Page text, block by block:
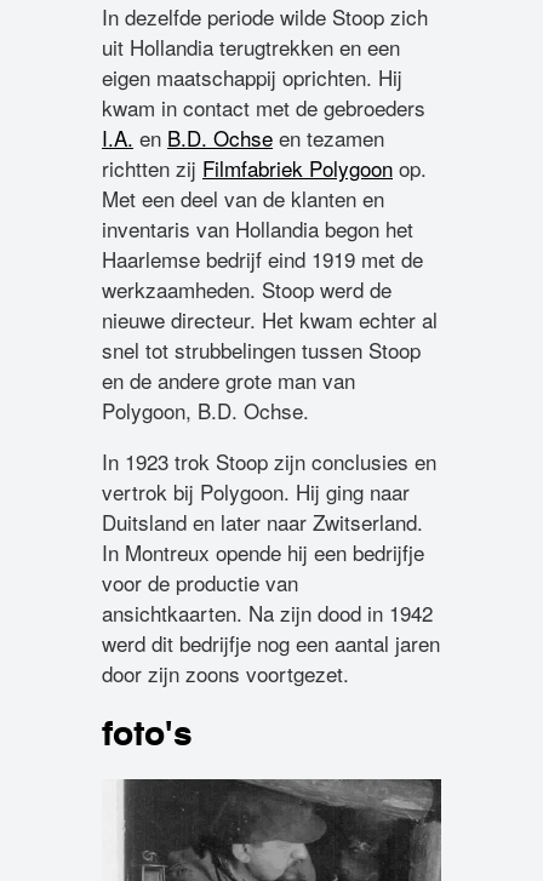
In dezelfde periode wilde Stoop zich
uit Hollandia terugtrekken en een
eigen maatschappij oprichten. Hij
kwam in contact met de gebroeders
I.A. en B.D. Ochse en tezamen
richtten zij Filmfabriek Polygoon op.
Met een deel van de klanten en
inventaris van Hollandia begon het
Haarlemse bedrijf eind 1919 met de
werkzaamheden. Stoop werd de
nieuwe directeur. Het kwam echter al
snel tot strubbelingen tussen Stoop
en de andere grote man van
Polygoon, B.D. Ochse.
In 1923 trok Stoop zijn conclusies en
vertrok bij Polygoon. Hij ging naar
Duitsland en later naar Zwitserland.
In Montreux opende hij een bedrijfje
voor de productie van
ansichtkaarten. Na zijn dood in 1942
werd dit bedrijfje nog een aantal jaren
door zijn zoons voortgezet.
foto's